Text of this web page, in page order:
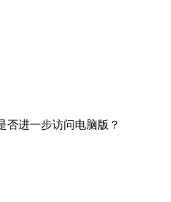
否进一步访问电脑版？